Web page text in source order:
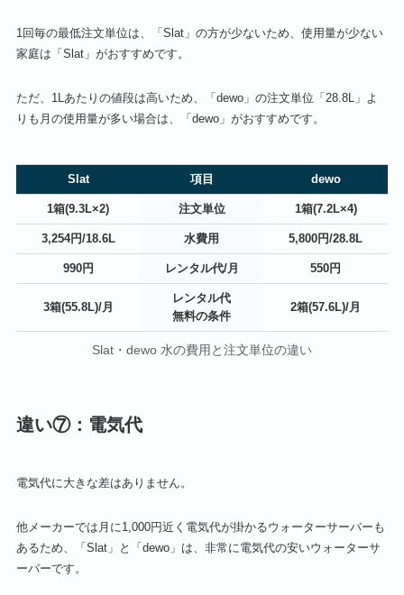
1回毎の最低注文単位は、「Slat」の方が少ないため、使用量が少ない
家庭は「Slat」がおすすめです。
ただ、1Lあたりの値段は高いため、「dewo」の注文単位「28.8L」よ
りも月の使用量が多い場合は、「dewo」がおすすめです。
Slat 項目 dewo
1箱(9.3L×2) 注文単位 1箱(7.2L×4)
3,254円/18.6L 水費用 5,800円/28.8L
990円 レンタル代/月 550円
3箱(55.8L)/月
レンタル代
無料の条件
2箱(57.6L)/月
Slat・dewo 水の費用と注文単位の違い
違い⑦：電気代
電気代に大きな差はありません。
他メーカーでは月に1,000円近く電気代が掛かるウォーターサーバーも
あるため、「Slat」と「dewo」は、非常に電気代の安いウォーターサ
ーバーです。